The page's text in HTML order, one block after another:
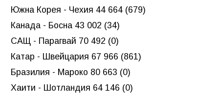
Южна Корея - Чехия 44 664 (679)
Канада - Босна 43 002 (34)
САЩ - Парагвай 70 492 (0)
Катар - Швейцария 67 966 (861)
Бразилия - Мароко 80 663 (0)
Хаити - Шотландия 64 146 (0)